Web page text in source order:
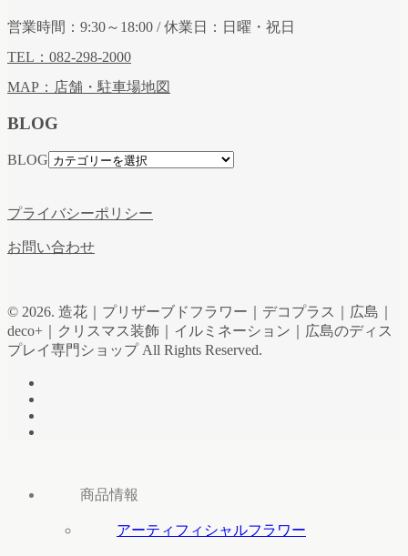
営業時間：9:30～18:00 / 休業日：日曜・祝日
TEL：082-298-2000
MAP：店舗・駐車場地図
BLOG
BLOG
プライバシーポリシー
お問い合わせ
© 2026. 造花｜プリザーブドフラワー｜デコプラス｜広島｜
deco+｜クリスマス装飾｜イルミネーション｜広島のディス
プレイ専門ショップ All Rights Reserved.
商品情報
アーティフィシャルフラワー